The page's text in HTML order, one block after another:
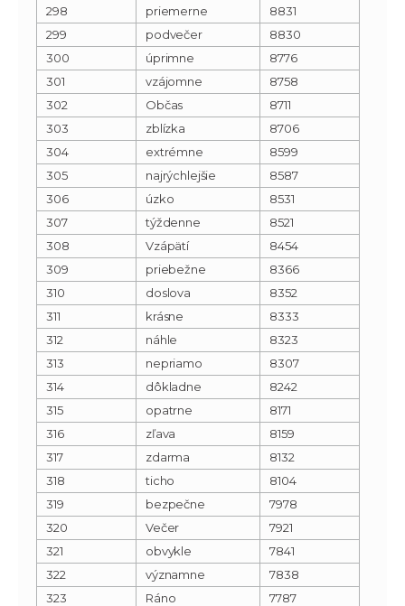
298 priemerne
8831
299
podvečer
8830
300
úprimne
8776
301
vzájomne
8758
302
Občas
8711
303
zblízka
8706
304
extrémne
8599
305
najrýchlejšie
8587
306
úzko
8531
307
týždenne
8521
308
Vzápätí
8454
309
priebežne
8366
310
doslova
8352
311
krásne
8333
312
náhle
8323
313
nepriamo
8307
314
dôkladne
8242
315
opatrne
8171
316
zľava
8159
317
zdarma
8132
318
ticho
8104
319
bezpečne
7978
320
Večer
7921
321
obvykle
7841
322
významne
7838
323
Ráno
7787